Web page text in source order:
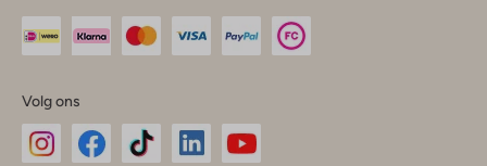
Volg ons